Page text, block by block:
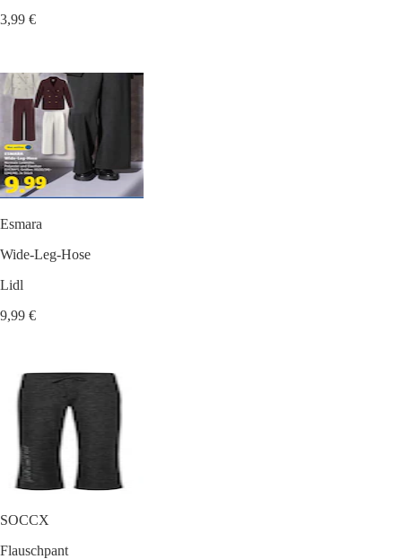
3,99 €
Esmara
Wide-Leg-Hose
Lidl
9,99 €
SOCCX
Flauschpant